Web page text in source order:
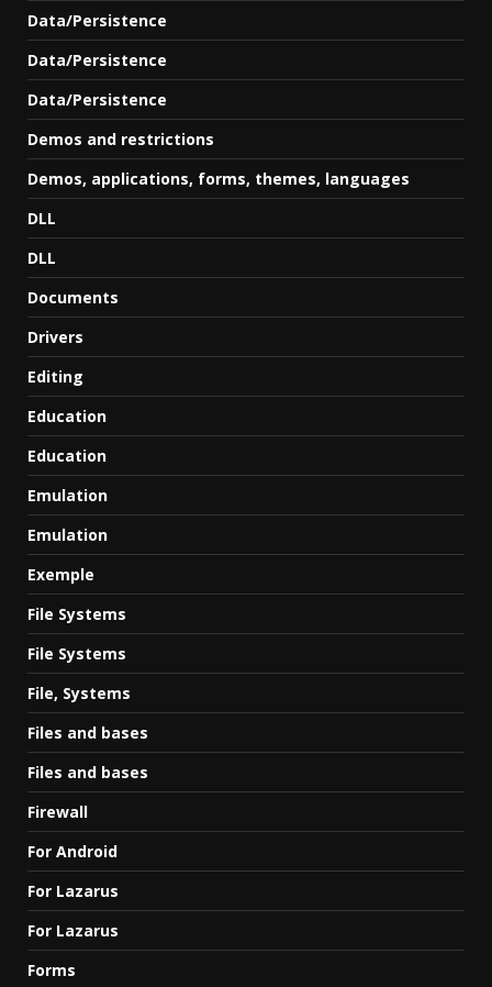
Data/Persistence
Data/Persistence
Data/Persistence
Demos and restrictions
Demos, applications, forms, themes, languages
DLL
DLL
Documents
Drivers
Editing
Education
Education
Emulation
Emulation
Exemple
File Systems
File Systems
File, Systems
Files and bases
Files and bases
Firewall
For Android
For Lazarus
For Lazarus
Forms